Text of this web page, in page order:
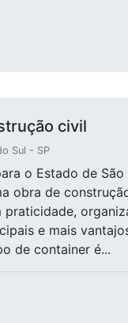
civil
Sul - SP
o Estado de
obra de
e mais
de container é...